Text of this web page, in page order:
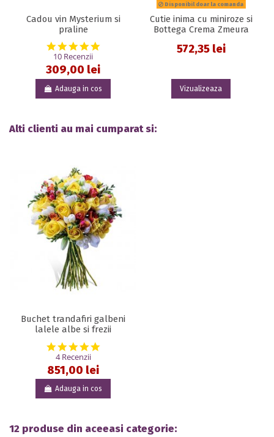
Cadou vin Mysterium si
praline
5.0 star rating
10 Recenzii
309,00 lei
Adauga in cos
Disponibil doar la comanda
Cutie inima cu miniroze si
Bottega Crema Zmeura
572,35 lei
Vizualizeaza
Alti clienti au mai cumparat si:
Buchet trandafiri galbeni
lalele albe si frezii
5.0 star rating
4 Recenzii
851,00 lei
Adauga in cos
12 produse din aceeasi categorie: